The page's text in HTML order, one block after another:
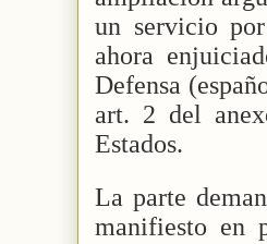
un servicio
ahora
Defensa
art. 2 del
Estados.
La parte
manifiesto en